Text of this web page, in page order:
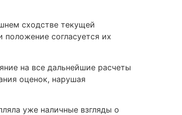
сходстве текущей
согласуется их
на все дальнейшие расчеты
оценок, нарушая
уже наличные взгляды о